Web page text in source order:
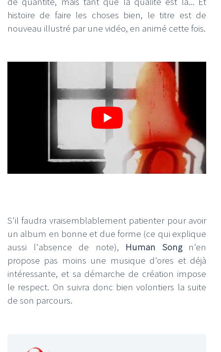
histoire de faire les choses bien, le titre est de
nouveau illustré par une vidéo, en animé cette fois.
S'il faudra vraisemblablement patienter pour avoir
un album en bonne et due forme (ce qui explique
aussi l'absence de note), Human Songn'en
propose pas moins une musique d'ores et déjà
intéressante, et sa démarche de création impose
le respect. On suivra donc bien volontiers la suite
de son parcours.